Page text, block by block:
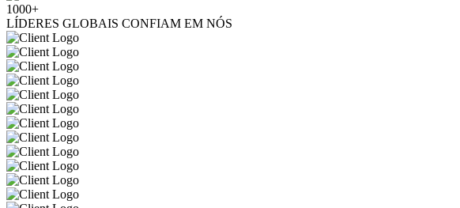
1000+
LÍDERES GLOBAIS CONFIAM EM NÓS